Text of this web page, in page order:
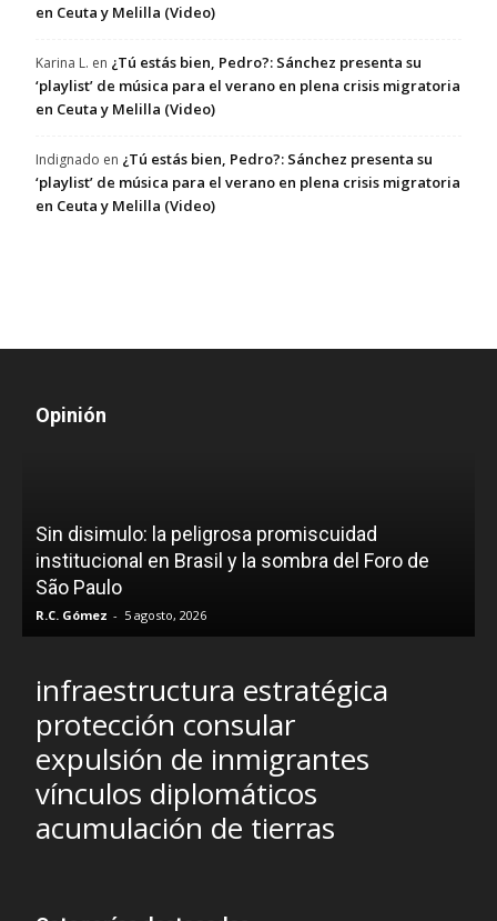
en Ceuta y Melilla (Video)
Karina L. en ¿Tú estás bien, Pedro?: Sánchez presenta su
‘playlist’ de música para el verano en plena crisis migratoria
en Ceuta y Melilla (Video)
Indignado en ¿Tú estás bien, Pedro?: Sánchez presenta su
‘playlist’ de música para el verano en plena crisis migratoria
en Ceuta y Melilla (Video)
Opinión
Sin disimulo: la peligrosa promiscuidad
institucional en Brasil y la sombra del Foro de
São Paulo
R.C. Gómez - 5 agosto, 2026
infraestructura estratégica
protección consular
expulsión de inmigrantes
vínculos diplomáticos
acumulación de tierras